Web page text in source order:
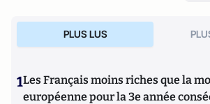
PLUS LUS
1Les Français moins riches que la
européenne pour la 3e année